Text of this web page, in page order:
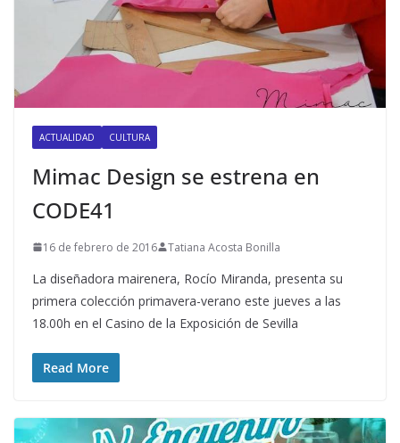
ACTUALIDAD CULTURA
Mimac Design se estrena en
CODE41
16 de febrero de 2016 Tatiana Acosta Bonilla
La diseñadora mairenera, Rocío Miranda, presenta su
primera colección primavera-verano este jueves a las
18.00h en el Casino de la Exposición de Sevilla
Read More